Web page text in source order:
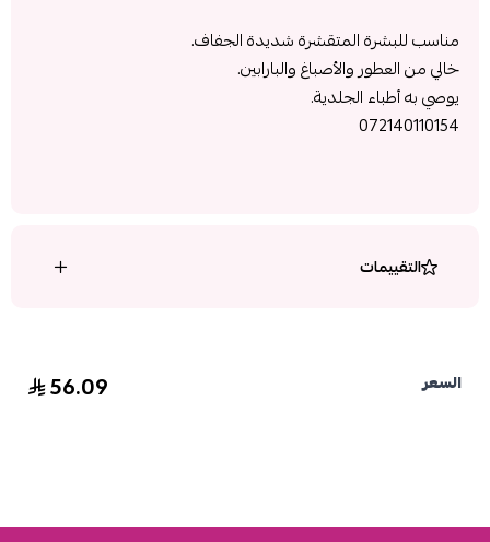
مناسب للبشرة المتقشرة شديدة الجفاف.
خالي من العطور والأصباغ والبارابين.
يوصي به أطباء الجلدية.
072140110154
التقييمات
السعر 56.09